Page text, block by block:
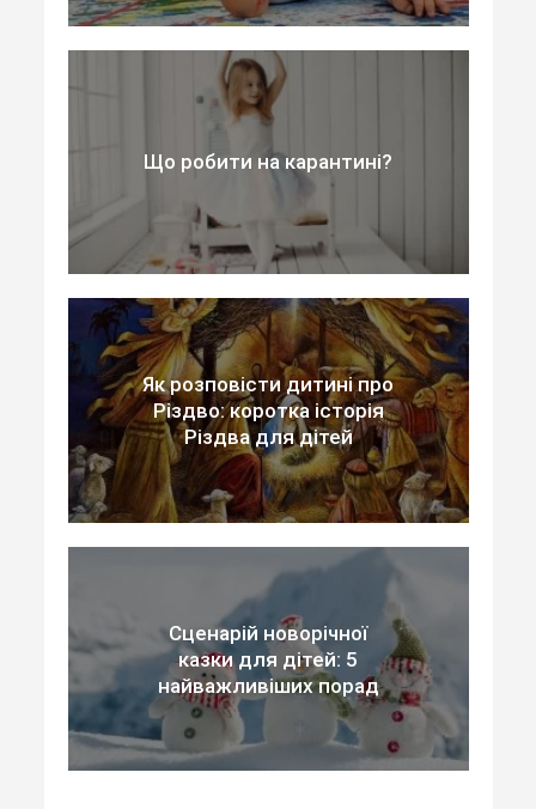
Що робити на карантині?
Як розповісти дитині про
Різдво: коротка історія
Різдва для дітей
Сценарій новорічної
казки для дітей: 5
найважливіших порад